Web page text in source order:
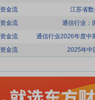
资金流
江苏省
资金流
通信行业：
资金流
通信行业2026年度中
资金流 2025年中